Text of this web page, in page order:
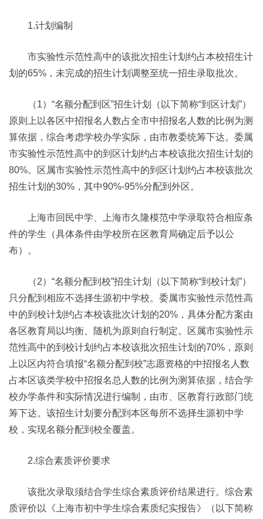
1.计划编制
市实验性示范性高中的该批次招生计划约占本校招生计
划的65%，未完成的招生计划调整至统一招生录取批次。
（1）“名额分配到区”招生计划（以下简称“到区计划”）
原则上以各区中招报名人数占全市中招报名人数的比例为测
算依据，综合考虑学校办学实际，由市教委统筹下达。委属
市实验性示范性高中的到区计划约占本校该批次招生计划的
80%。区属市实验性示范性高中的到区计划约占本校该批次
招生计划的30%，其中90%-95%分配到外区。
上海市回民中学、上海市久隆模范中学录取符合相应条
件的学生（具体条件由学校所在区教育局确定后予以公
布）。
（2）“名额分配到校”招生计划（以下简称“到校计划”）
只分配到相应不选择生源初中学校。委属市实验性示范性高
中的到校计划约占本校该批次计划的20%，具体分配方案由
各区教育局以均衡、随机为原则自行制定。区属市实验性示
范性高中的到校计划约占本校该批次招生计划的70%，原则
上以区内符合填报“名额分配到校”志愿资格的中招报名人数
占本区该类学校中招报名总人数的比例为测算依据，结合学
校办学条件和实际情况进行编制，由市、区教育行政部门统
筹下达。该招生计划要分配到本区每所不选择生源初中学
校，实现名额分配到校全覆盖。
2.综合素质评价要求
该批次录取须结合学生综合素质评价结果进行。综合素
质评价以《上海市初中学生综合素质纪实报告》（以下简称